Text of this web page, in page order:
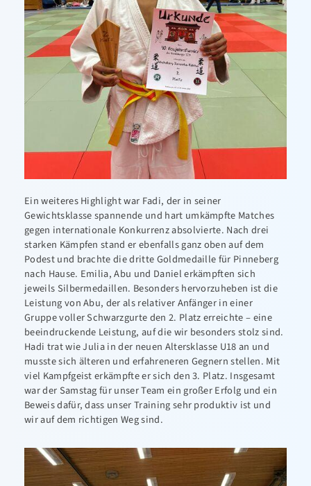
Ein weiteres Highlight war Fadi, der in seiner
Gewichtsklasse spannende und hart umkämpfte Matches
gegen internationale Konkurrenz absolvierte. Nach drei
starken Kämpfen stand er ebenfalls ganz oben auf dem
Podest und brachte die dritte Goldmedaille für Pinneberg
nach Hause. Emilia, Abu und Daniel erkämpften sich
jeweils Silbermedaillen. Besonders hervorzuheben ist die
Leistung von Abu, der als relativer Anfänger in einer
Gruppe voller Schwarzgurte den 2. Platz erreichte – eine
beeindruckende Leistung, auf die wir besonders stolz sind.
Hadi trat wie Julia in der neuen Altersklasse U18 an und
musste sich älteren und erfahreneren Gegnern stellen. Mit
viel Kampfgeist erkämpfte er sich den 3. Platz. Insgesamt
war der Samstag für unser Team ein großer Erfolg und ein
Beweis dafür, dass unser Training sehr produktiv ist und
wir auf dem richtigen Weg sind.